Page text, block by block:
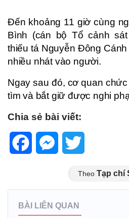
Đến khoảng 11 giờ cùng
Bình (cán bộ Tổ cảnh
thiếu tá Nguyễn Đông
nhiều nhát vào người.
Ngay sau đó, cơ quan
tìm và bắt giữ được nghi
Chia sẻ bài viết:
FacebookMessenger
Theo Tạp chí
BÀI LIÊN QUAN